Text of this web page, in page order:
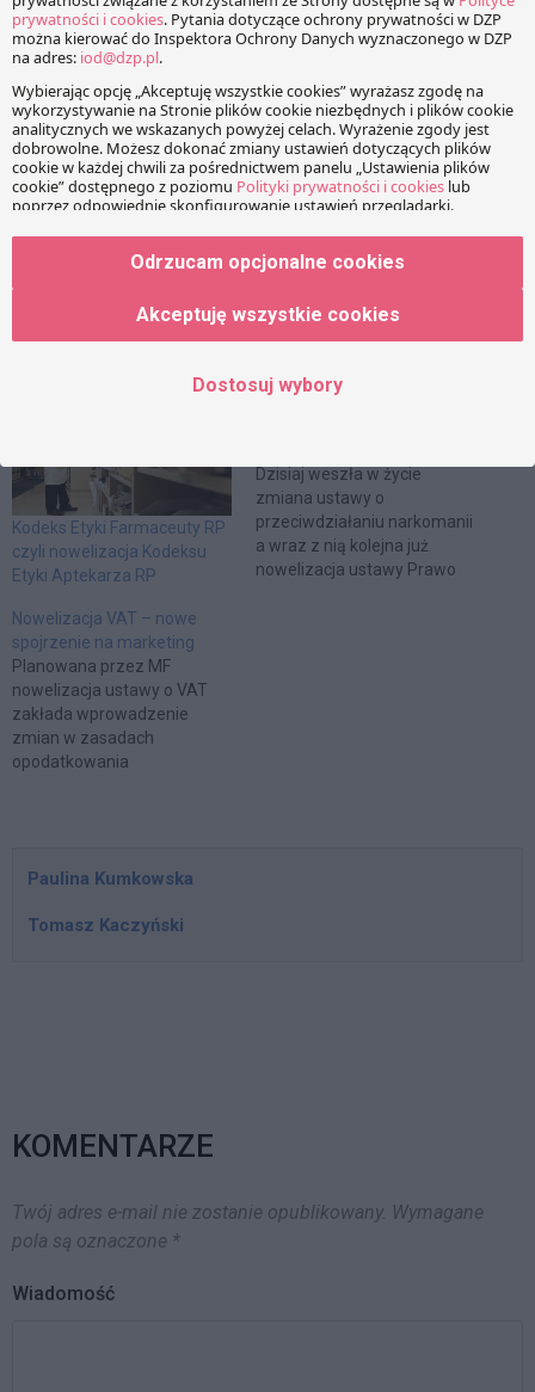
Facebook Share on X LinkedIn
WhatsApp Email Copy Link
PRZECZYTAJ RÓWNIEŻ:
Kodeks Etyki Farmaceuty RP
czyli nowelizacja Kodeksu
Etyki Aptekarza RP
Dzisiaj weszła w życie
zmiana ustawy o
przeciwdziałaniu narkomanii
a wraz z nią kolejna już
nowelizacja ustawy Prawo
Nowelizacja VAT – nowe
spojrzenie na marketing
Planowana przez MF
nowelizacja ustawy o VAT
zakłada wprowadzenie
zmian w zasadach
opodatkowania
towarów na cele związane z
przypadku uprzedniego
towarów należących…
Paulina Kumkowska
Tomasz Kaczyński
KOMENTARZE
Twój adres e-mail nie zostanie opublikowany. Wymagane
pola są oznaczone *
Wiadomość
Odrzucam opcjonalne cookies
Akceptuję wszystkie cookies
Dostosuj wybory